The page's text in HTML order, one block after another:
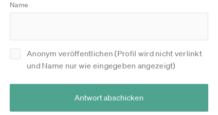
Name
Anonym veröffentlichen (Profil wird nicht verlinkt
und Name nur wie eingegeben angezeigt)
Antwort abschicken